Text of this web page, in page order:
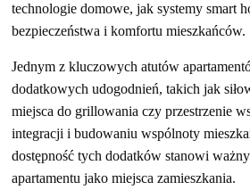
technologie domowe, jak systemy smart
bezpieczeństwa i komfortu mieszkańców.
Jednym z kluczowych atutów
dodatkowych udogodnień, takich jak
miejsca do grillowania czy przestrzenie
integracji i budowaniu wspólnoty
dostępność tych dodatków stanowi
apartamentu jako miejsca zamieszkania.